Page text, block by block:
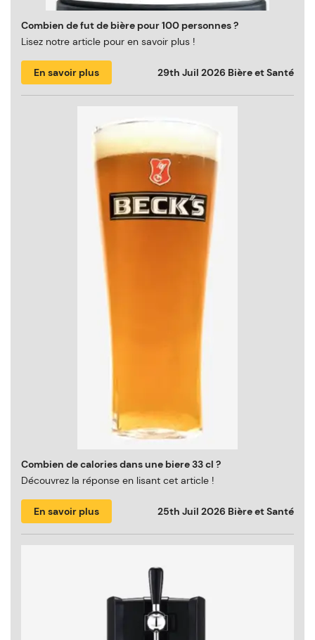
Combien de fut de bière pour 100 personnes ?
Lisez notre article pour en savoir plus !
En savoir plus 29th Juil 2026 Bière et Santé
Combien de calories dans une biere 33 cl ?
Découvrez la réponse en lisant cet article !
En savoir plus 25th Juil 2026 Bière et Santé